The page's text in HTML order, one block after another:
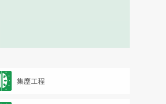
集塵工程